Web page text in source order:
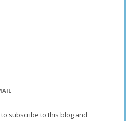
subscribe to this blog and